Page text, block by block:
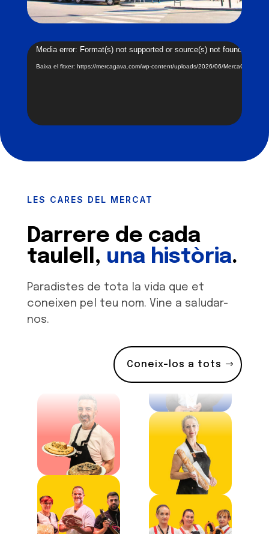
Reproductor
de
Media error: Format(s) not supported or source(s) not found
Baixa el fitxer: https://mercagava.com/wp-content/uploads/2026/06/MercaGava-
LES CARES DEL MERCAT
Darrere de cada
taulell, una història.
Paradistes de tota la vida que et
coneixen pel teu nom. Vine a saludar-
nos.
Coneix-los a tots